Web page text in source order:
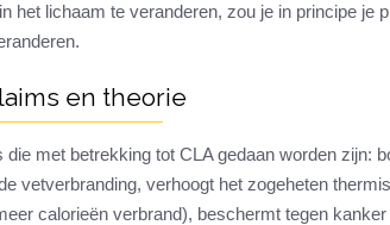
het lichaam te veranderen, zou je in principe je
en theorie
die met betrekking tot CLA gedaan worden zijn:
vetverbranding, verhoogt het zogeheten
calorieën verbrand), beschermt tegen